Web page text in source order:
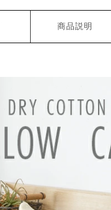
商品説明